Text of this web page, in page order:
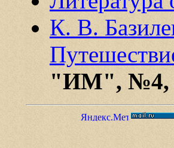
К. В.
"ИМ", №4,